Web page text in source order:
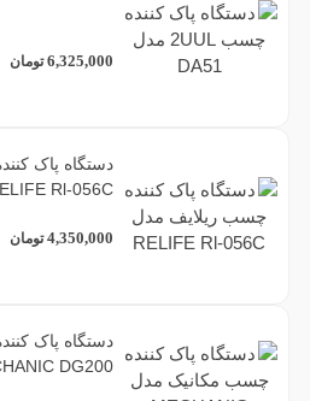
6,325,000 تومان
دستگاه پاک
Rl-056C
4,350,000 تومان
دستگاه پاک
DG200